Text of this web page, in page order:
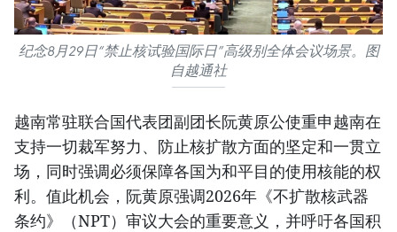
纪念8月29日“禁止核试验国际日”高级别全体会议场景。图
自越通社
越南常驻联合国代表团副团长阮黄原公使重申越南在
支持一切裁军努力、防止核扩散方面的坚定和一贯立
场，同时强调必须保障各国为和平目的使用核能的权
利。值此机会，阮黄原强调2026年《不扩散核武器
条约》（NPT）审议大会的重要意义，并呼吁各国积